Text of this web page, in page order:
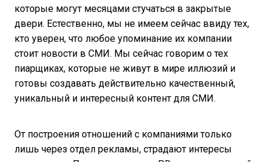
которые могут месяцами стучаться в закрытые
двери. Естественно, мы не имеем сейчас ввиду тех,
кто уверен, что любое упоминание их компании
стоит новости в СМИ. Мы сейчас говорим о тех
пиарщиках, которые не живут в мире иллюзий и
готовы создавать действительно качественный,
уникальный и интересный контент для СМИ.
От построения отношений с компаниями только
лишь через отдел рекламы, страдают интересы